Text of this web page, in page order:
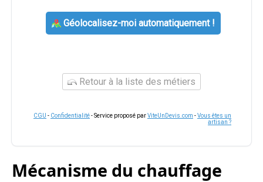
Géolocalisez-moi automatiquement !
Retour à la liste des métiers
CGU - Confidentialité- Service proposé parViteUnDevis.com -Vous êtes un
artisan ?
Mécanisme du chauffage